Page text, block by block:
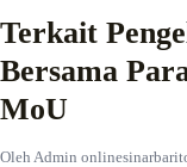
Terkait
Bersama
MoU
Oleh Admin